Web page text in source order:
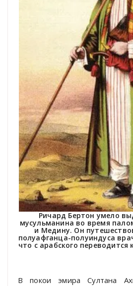
Ричард Бертон умело
мусульманина во время
и Медину. Он
полуафганца-полуиндуса
что с арабского переводится
В покои эмира Султана